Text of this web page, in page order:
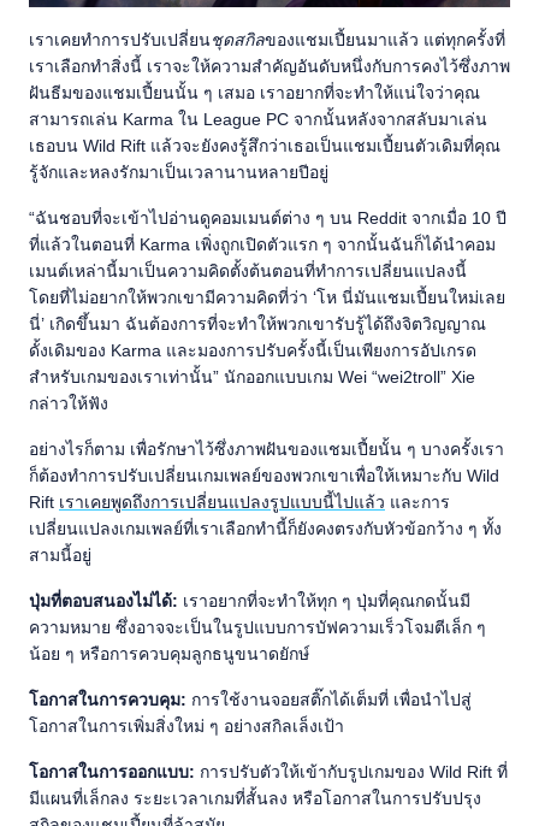
เราเคยทำการปรับเปลี่ยนชุดสกิลของแชมเปี้ยนมาแล้ว แต่ทุกครั้งที่
เราเลือกทำสิ่งนี้ เราจะให้ความสำคัญอันดับหนึ่งกับการคงไว้ซึ่งภาพ
ฝันธีมของแชมเปี้ยนนั้น ๆ เสมอ เราอยากที่จะทำให้แน่ใจว่าคุณ
สามารถเล่น Karma ใน League PC จากนั้นหลังจากสลับมาเล่น
เธอบน Wild Rift แล้วจะยังคงรู้สึกว่าเธอเป็นแชมเปี้ยนตัวเดิมที่คุณ
รู้จักและหลงรักมาเป็นเวลานานหลายปีอยู่
“ฉันชอบที่จะเข้าไปอ่านดูคอมเมนต์ต่าง ๆ บน Reddit จากเมื่อ 10 ปี
ที่แล้วในตอนที่ Karma เพิ่งถูกเปิดตัวแรก ๆ จากนั้นฉันก็ได้นำคอม
เมนต์เหล่านี้มาเป็นความคิดตั้งต้นตอนที่ทำการเปลี่ยนแปลงนี้
โดยที่ไม่อยากให้พวกเขามีความคิดที่ว่า ‘โห นี่มันแชมเปี้ยนใหม่เลย
นี่’ เกิดขึ้นมา ฉันต้องการที่จะทำให้พวกเขารับรู้ได้ถึงจิตวิญญาณ
ดั้งเดิมของ Karma และมองการปรับครั้งนี้เป็นเพียงการอัปเกรด
สำหรับเกมของเราเท่านั้น” นักออกแบบเกม Wei “wei2troll” Xie
กล่าวให้ฟัง
อย่างไรก็ตาม เพื่อรักษาไว้ซึ่งภาพฝันของแชมเปี้ยนั้น ๆ บางครั้งเรา
ก็ต้องทำการปรับเปลี่ยนเกมเพลย์ของพวกเขาเพื่อให้เหมาะกับ Wild
Rift เราเคยพูดถึงการเปลี่ยนแปลงรูปแบบนี้ไปแล้ว และการ
เปลี่ยนแปลงเกมเพลย์ที่เราเลือกทำนี้ก็ยังคงตรงกับหัวข้อกว้าง ๆ ทั้ง
สามนี้อยู่
ปุ่มที่ตอบสนองไม่ได้: เราอยากที่จะทำให้ทุก ๆ ปุ่มที่คุณกดนั้นมี
ความหมาย ซึ่งอาจจะเป็นในรูปแบบการบัฟความเร็วโจมตีเล็ก ๆ
น้อย ๆ หรือการควบคุมลูกธนูขนาดยักษ์
โอกาสในการควบคุม: การใช้งานจอยสติ๊กได้เต็มที่ เพื่อนำไปสู่
โอกาสในการเพิ่มสิ่งใหม่ ๆ อย่างสกิลเล็งเป้า
โอกาสในการออกแบบ: การปรับตัวให้เข้ากับรูปเกมของ Wild Rift ที่
มีแผนที่เล็กลง ระยะเวลาเกมที่สั้นลง หรือโอกาสในการปรับปรุง